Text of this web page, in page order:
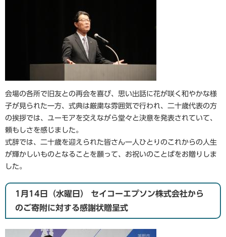
会場の各所で旧友との再会を喜び、思い出話に花が咲く和やかな様
子が見られた一方、式典は厳粛な雰囲気で行われ、二十歳代表の方
の挨拶では、ユーモアを交えながら堂々と決意を発表されていて、
頼もしさを感じました。
式辞では、二十歳を迎えられた皆さん一人ひとりのこれからの人生
が輝かしいものとなることを願って、お祝いのことばをお贈りしま
した。
1月14日（水曜日） セイコーエプソン株式会社から
のご寄附に対する感謝状贈呈式